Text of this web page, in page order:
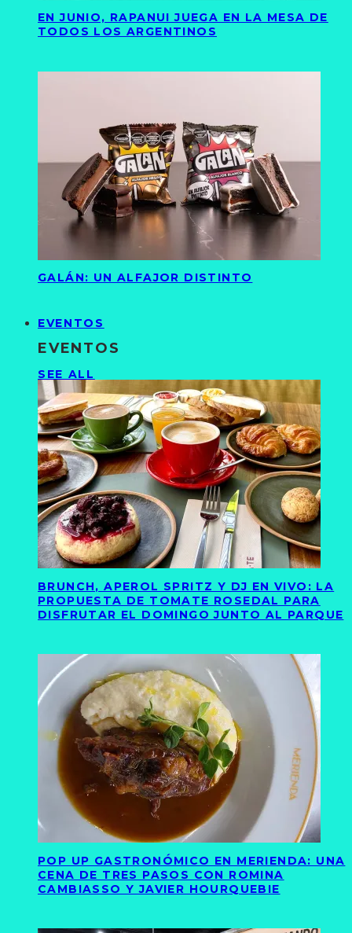
EN JUNIO, RAPANUI JUEGA EN LA MESA DE
TODOS LOS ARGENTINOS
GALÁN: UN ALFAJOR DISTINTO
EVENTOS
EVENTOS
SEE ALL
BRUNCH, APEROL SPRITZ Y DJ EN VIVO: LA
PROPUESTA DE TOMATE ROSEDAL PARA
DISFRUTAR EL DOMINGO JUNTO AL PARQUE
POP UP GASTRONÓMICO EN MERIENDA: UNA
CENA DE TRES PASOS CON ROMINA
CAMBIASSO Y JAVIER HOURQUEBIE